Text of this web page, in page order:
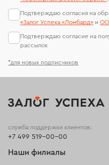
*для новых подписчиков
Подтверждаю согласия на
«Залог Успеха «Ломбард» и
Подтверждаю согласие на
рассылок
служба поддержки клиентов:
+7 499 519-00-00
Наши филиалы